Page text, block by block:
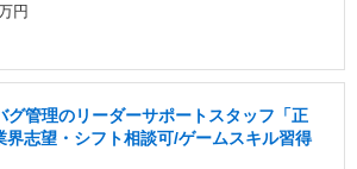
円
グ管理のリーダーサポートスタッフ「正
界志望・シフト相談可/ゲームスキル習得